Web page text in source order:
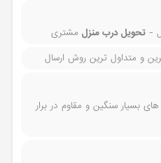
-تحویل درب منزل مشتری
و متداول ترین روش ارسال
بسیار سنگین و مقاوم در برار